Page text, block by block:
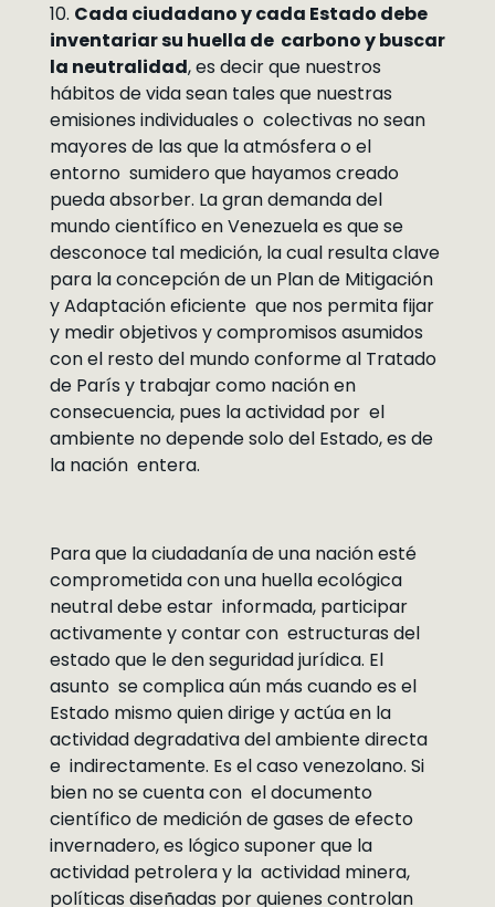
10. Cada ciudadano y cada Estado debe
inventariar su huella de carbono y buscar
la neutralidad, es decir que nuestros
hábitos de vida sean tales que nuestras
emisiones individuales o colectivas no sean
mayores de las que la atmósfera o el
entorno sumidero que hayamos creado
pueda absorber. La gran demanda del
mundo científico en Venezuela es que se
desconoce tal medición, la cual resulta clave
para la concepción de un Plan de Mitigación
y Adaptación eficiente que nos permita fijar
y medir objetivos y compromisos asumidos
con el resto del mundo conforme al Tratado
de París y trabajar como nación en
consecuencia, pues la actividad por el
ambiente no depende solo del Estado, es de
la nación entera.
Para que la ciudadanía de una nación esté
comprometida con una huella ecológica
neutral debe estar informada, participar
activamente y contar con estructuras del
estado que le den seguridad jurídica. El
asunto se complica aún más cuando es el
Estado mismo quien dirige y actúa en la
actividad degradativa del ambiente directa
e indirectamente. Es el caso venezolano. Si
bien no se cuenta con el documento
científico de medición de gases de efecto
invernadero, es lógico suponer que la
actividad petrolera y la actividad minera,
políticas diseñadas por quienes controlan